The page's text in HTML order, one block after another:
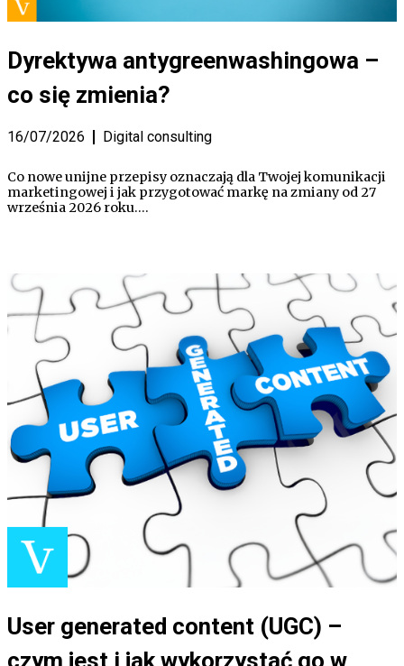
Dyrektywa antygreenwashingowa –
co się zmienia?
16/07/2026 Digital consulting
Co nowe unijne przepisy oznaczają dla Twojej komunikacji
marketingowej i jak przygotować markę na zmiany od 27
września 2026 roku.…
User generated content (UGC) –
czym jest i jak wykorzystać go w